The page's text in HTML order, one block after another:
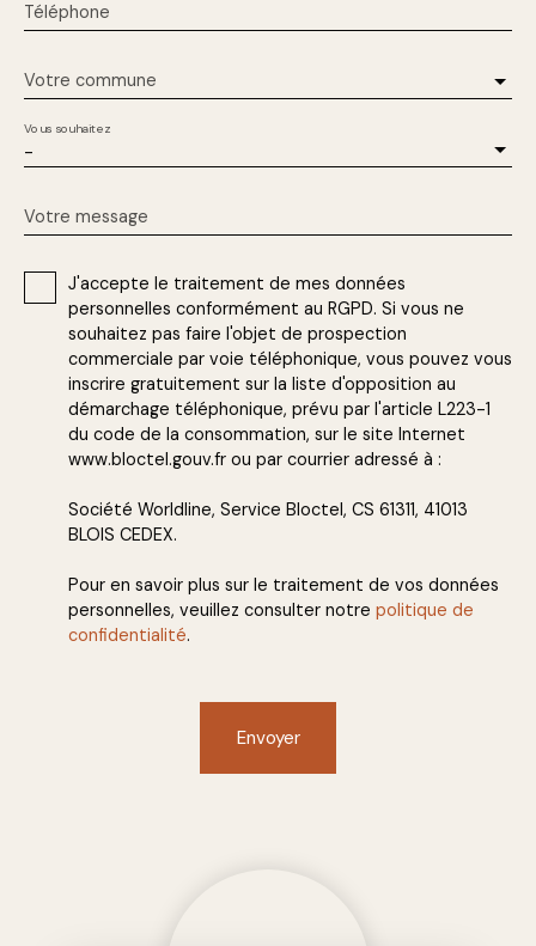
Téléphone
Votre commune
-
Vous souhaitez
Votre message
J'accepte le traitement de mes données
personnelles conformément au RGPD. Si vous ne
souhaitez pas faire l'objet de prospection
commerciale par voie téléphonique, vous pouvez vous
inscrire gratuitement sur la liste d'opposition au
démarchage téléphonique, prévu par l'article L223-1
du code de la consommation, sur le site Internet
www.bloctel.gouv.fr ou par courrier adressé à :
Société Worldline, Service Bloctel, CS 61311, 41013
BLOIS CEDEX.
Pour en savoir plus sur le traitement de vos données
personnelles, veuillez consulter notre politique de
confidentialité.
Envoyer